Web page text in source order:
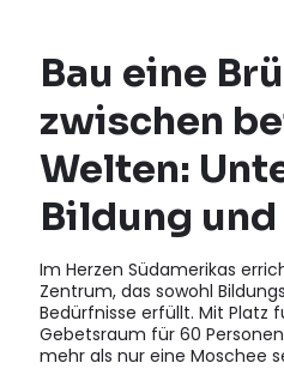
Bau eine
zwischen
Welten:
Bildung
Im Herzen Südamerikas
Zentrum, das sowohl
Bedürfnisse erfüllt. Mit Platz
Gebetsraum für 60
mehr als nur eine Moschee